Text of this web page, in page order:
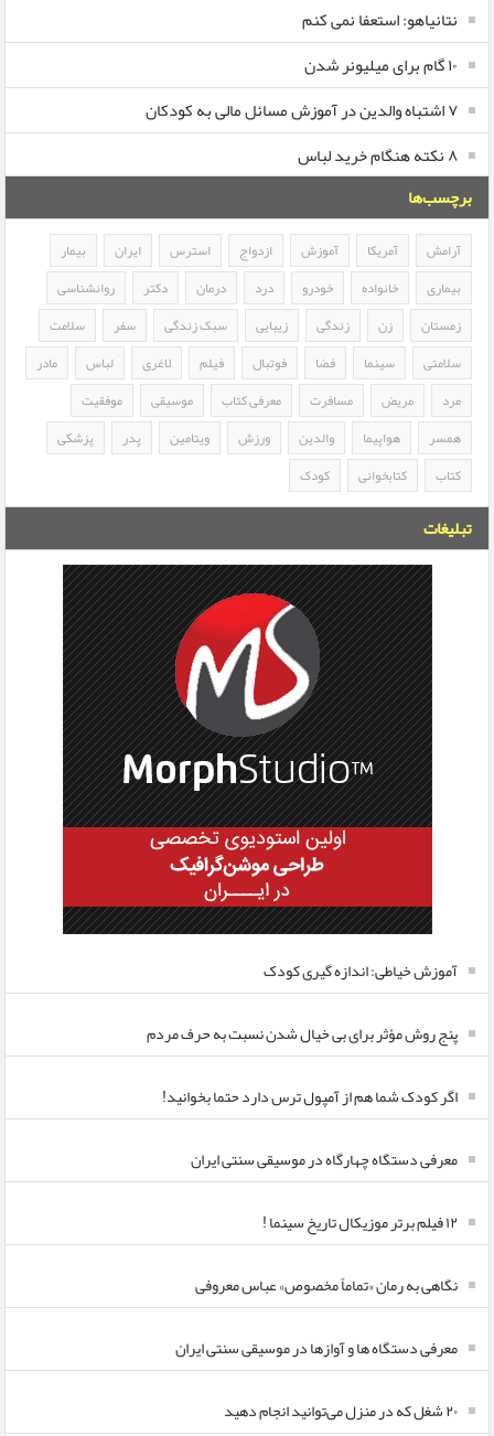
نتانیاهو: استعفا نمی کنم
۱۰ گام برای میلیونر شدن
۷ اشتباه والدین در آموزش مسائل مالی به کودکان
۸ نکته هنگام خرید لباس
برچسب‌ها
آرامش آمریکا آموزش ازدواج استرس ایران
بیمار
بیماری
خانواده خودرو درد درمان دکتر
روانشناسی
زمستان
زن زندگی زیبایی سبک زندگی سفر
سلامت
سلامتی
سینما فضا فوتبال فیلم لاغری لباس
مادر
مرد
مریض مسافرت معرفی کتاب موسیقی
موفقیت
همسر
هواپیما والدین ورزش ویتامین پدر
پزشکی
کتاب
کتابخوانی کودک
تبلیغات
آموزش خیاطی: اندازه گیری کودک
پنج روش مؤثر برای بی خیال شدن نسبت به حرف مردم
اگر کودک شما هم از آمپول ترس دارد حتما بخوانید!
معرفی دستگاه چهارگاه در موسیقی سنتی ایران
۱۲ فیلم برتر موزیکال تاریخ سینما !
نگاهی به رمان «تماماً مخصوص» عباس معروفی
معرفی دستگاه ها و آوازها در موسیقی سنتی ایران
۲۰ شغل که در منزل می‌توانید انجام دهید